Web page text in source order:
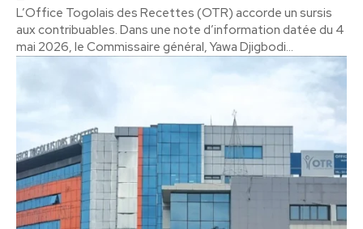
L’Office Togolais des Recettes (OTR) accorde un sursis
aux contribuables. Dans une note d’information datée du 4
mai 2026, le Commissaire général, Yawa Djigbodi...